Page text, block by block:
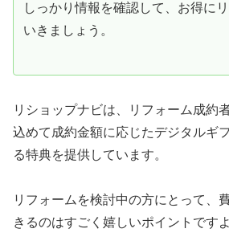
しっかり情報を確認して、お得に
いきましょう。
リショップナビは、リフォーム成約
込めて成約金額に応じたデジタルギ
る特典を提供しています。
リフォームを検討中の方にとって、
きるのはすごく嬉しいポイントですよ